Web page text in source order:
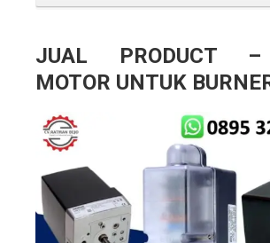
JUAL PRODUCT –
MOTOR UNTUK